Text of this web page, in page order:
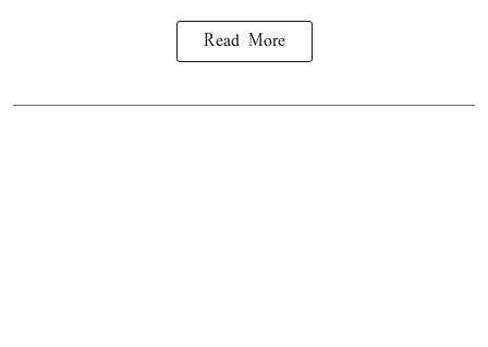
Read More